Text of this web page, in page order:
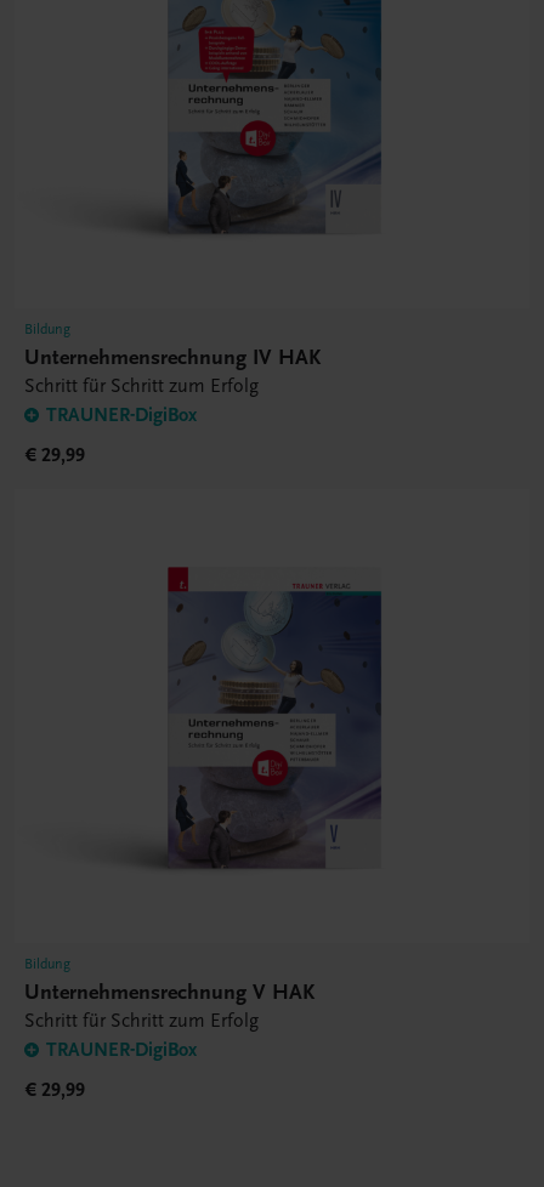
Bildung
Unternehmensrechnung IV HAK
Schritt für Schritt zum Erfolg
TRAUNER-DigiBox
€ 29,99
Bildung
Unternehmensrechnung V HAK
Schritt für Schritt zum Erfolg
TRAUNER-DigiBox
€ 29,99